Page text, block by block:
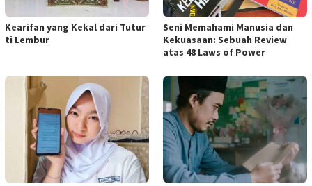
Kearifan yang Kekal dari Tutur
ti Lembur
Seni Memahami Manusia dan
Kekuasaan: Sebuah Review
atas 48 Laws of Power